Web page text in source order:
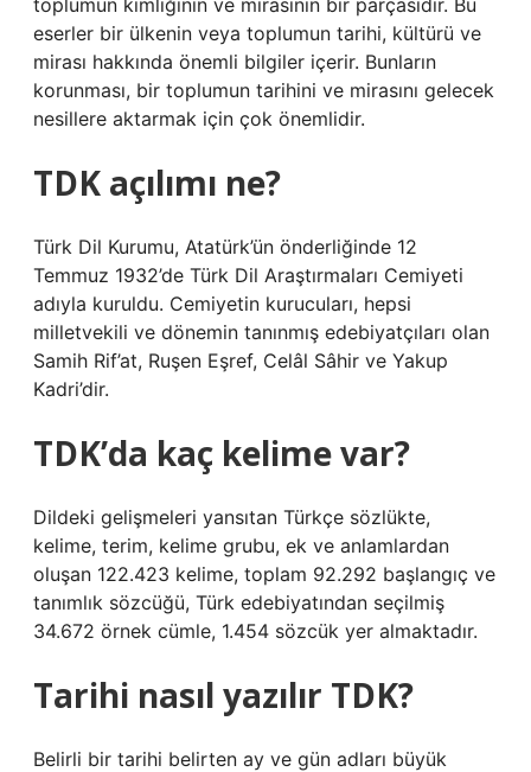
toplumun kimliğinin ve mirasının bir parçasıdır. Bu
eserler bir ülkenin veya toplumun tarihi, kültürü ve
mirası hakkında önemli bilgiler içerir. Bunların
korunması, bir toplumun tarihini ve mirasını gelecek
nesillere aktarmak için çok önemlidir.
TDK açılımı ne?
Türk Dil Kurumu, Atatürk’ün önderliğinde 12
Temmuz 1932’de Türk Dil Araştırmaları Cemiyeti
adıyla kuruldu. Cemiyetin kurucuları, hepsi
milletvekili ve dönemin tanınmış edebiyatçıları olan
Samih Rif’at, Ruşen Eşref, Celâl Sâhir ve Yakup
Kadri’dir.
TDK’da kaç kelime var?
Dildeki gelişmeleri yansıtan Türkçe sözlükte,
kelime, terim, kelime grubu, ek ve anlamlardan
oluşan 122.423 kelime, toplam 92.292 başlangıç ​​ve
tanımlık sözcüğü, Türk edebiyatından seçilmiş
34.672 örnek cümle, 1.454 sözcük yer almaktadır.
Tarihi nasıl yazılır TDK?
Belirli bir tarihi belirten ay ve gün adları büyük